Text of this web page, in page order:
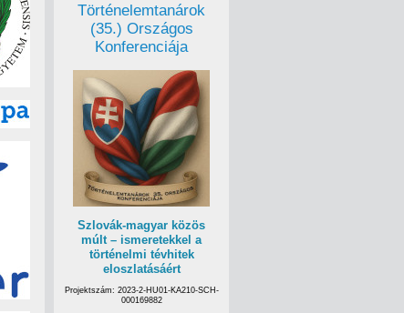
Történelemtanárok
(35.) Országos
Konferenciája
Szlovák-magyar közös
múlt – ismeretekkel a
történelmi tévhitek
eloszlatásáért
Projektszám: 2023-2-HU01-KA210-SCH-
000169882